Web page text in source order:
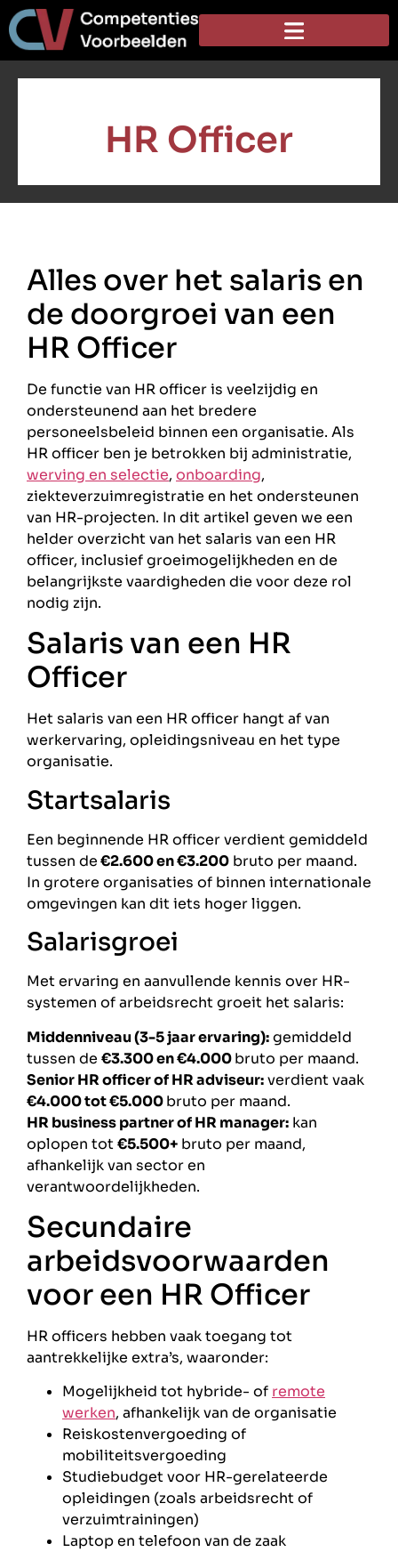
HR Officer
Alles over het salaris en
de doorgroei van een
HR Officer
De functie van HR officer is veelzijdig en
ondersteunend aan het bredere
personeelsbeleid binnen een organisatie. Als
HR officer ben je betrokken bij administratie,
werving en selectie, onboarding,
ziekteverzuimregistratie en het ondersteunen
van HR-projecten. In dit artikel geven we een
helder overzicht van het salaris van een HR
officer, inclusief groeimogelijkheden en de
belangrijkste vaardigheden die voor deze rol
nodig zijn.
Salaris van een HR
Officer
Het salaris van een HR officer hangt af van
werkervaring, opleidingsniveau en het type
organisatie.
Startsalaris
Een beginnende HR officer verdient gemiddeld
tussen de€2.600 en €3.200 bruto per maand.
In grotere organisaties of binnen internationale
omgevingen kan dit iets hoger liggen.
Salarisgroei
Met ervaring en aanvullende kennis over HR-
systemen of arbeidsrecht groeit het salaris:
Middenniveau (3-5 jaar ervaring):gemiddeld
tussen de €3.300 en €4.000bruto per maand.
Senior HR officer of HR adviseur:verdient vaak
€4.000 tot €5.000bruto per maand.
HR business partner of HR manager: kan
oplopen tot€5.500+ bruto per maand,
afhankelijk van sector en
verantwoordelijkheden.
Secundaire
arbeidsvoorwaarden
voor een HR Officer
HR officers hebben vaak toegang tot
aantrekkelijke extra’s, waaronder:
Mogelijkheid tot hybride- of remote
werken, afhankelijk van de organisatie
Reiskostenvergoeding of
mobiliteitsvergoeding
Studiebudget voor HR-gerelateerde
opleidingen (zoals arbeidsrecht of
verzuimtrainingen)
Laptop en telefoon van de zaak